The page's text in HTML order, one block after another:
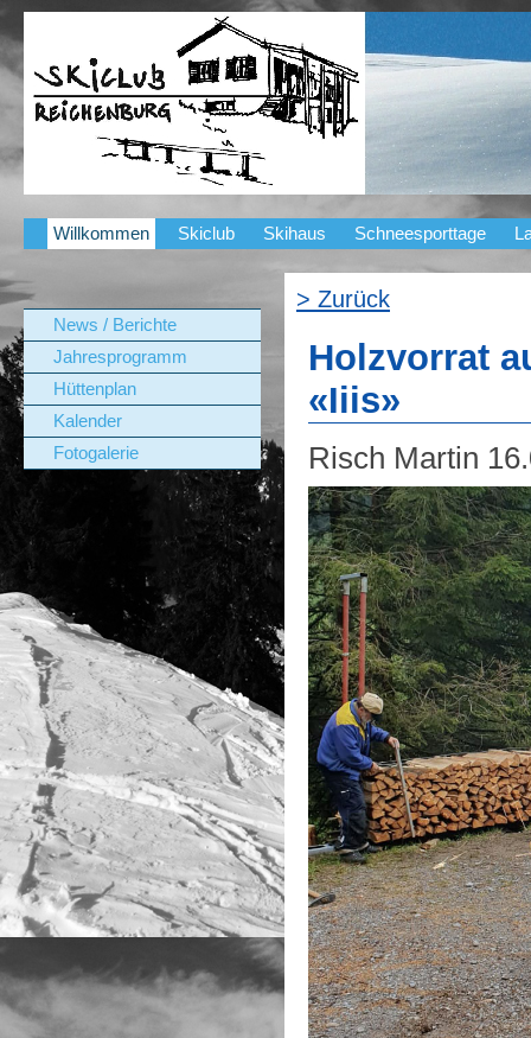
Willkommen Skiclub Skihaus Schneesporttage
News / Berichte
Jahresprogramm
Hüttenplan
Kalender
Fotogalerie
> Zurück
Holzvorrat
«Iiis»
Risch Martin